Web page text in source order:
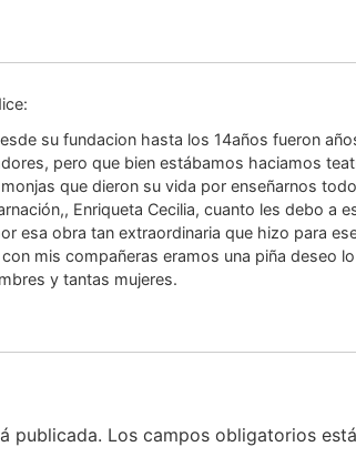
su fundacion hasta los 14años fueron
pero que bien estábamos haciamos
que dieron su vida por enseñarnos
Enriqueta Cecilia, cuanto les debo a
esa obra tan extraordinaria que hizo para
mis compañeras eramos una piña deseo
y tantas mujeres.
publicada. Los campos obligatorios